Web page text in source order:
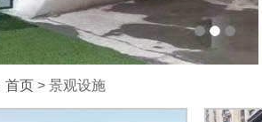
首页 > 景观设施